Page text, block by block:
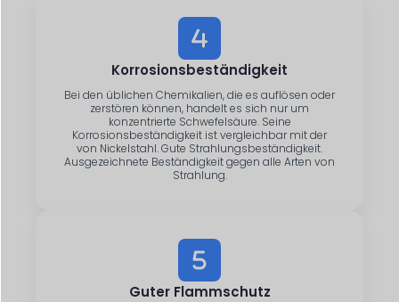
Korrosionsbeständigkeit
Bei den üblichen Chemikalien, die es auflösen oder
zerstören können, handelt es sich nur um
konzentrierte Schwefelsäure. Seine
Korrosionsbeständigkeit ist vergleichbar mit der
von Nickelstahl. Gute Strahlungsbeständigkeit.
Ausgezeichnete Beständigkeit gegen alle Arten von
Strahlung.
Guter Flammschutz